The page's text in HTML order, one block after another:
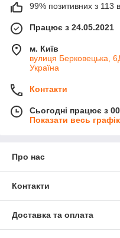
99% позитивних з 113
Працює з 24.05.2021
м. Київ
вулиця Берковецька,
Україна
Контакти
Сьогодні працює з
Показати весь
Про нас
Контакти
Доставка та оплата